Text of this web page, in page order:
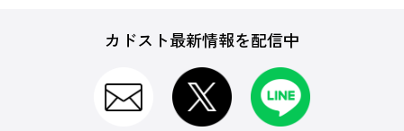
カドスト最新情報を配信中